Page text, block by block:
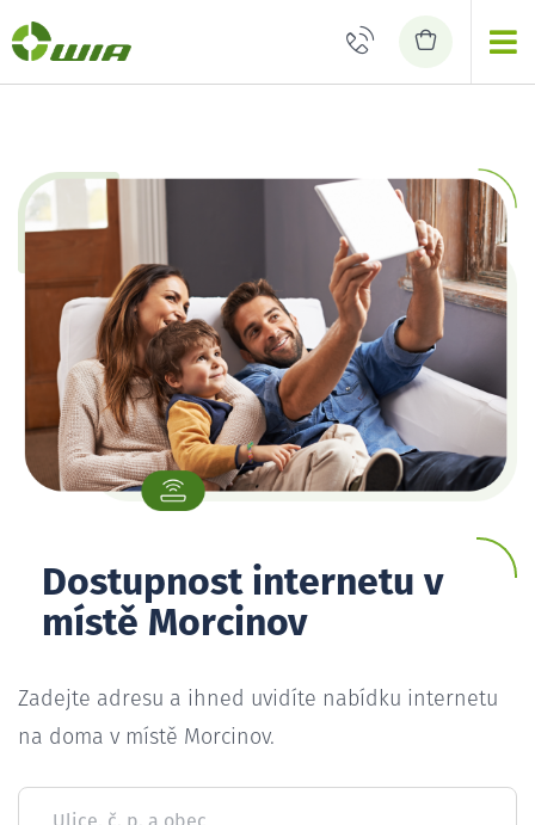
Dostupnost internetu v
místě Morcinov
Zadejte adresu a ihned uvidíte nabídku internetu
na doma v místě Morcinov.
Ulice, č. p. a obec